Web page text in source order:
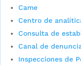
Came
Centro de
Consulta de
Canal de
Inspecciones de
Sede principal